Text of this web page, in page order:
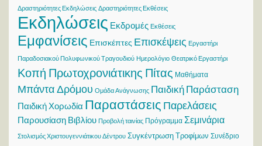
Δραστηριότητες Εκδηλώσεις Δραστηριότητες Εκθέσεις
Εκδηλώσεις Εκδρομές Εκθέσεις
Εμφανίσεις Επισκέπτες Επισκέψεις Εργαστήρι
Παραδοσιακού Πολυφωνικού Τραγουδιού Ημερολόγιο Θεατρικό Εργαστήρι
Κοπή Πρωτοχρονιάτικης Πίτας Μαθήματα
Μπάντα Δρόμου Ομάδα Ανάγνωσης Παιδική Παράσταση
Παιδική Χορωδία Παραστάσεις Παρελάσεις
Παρουσίαση Βιβλίου Προβολή ταινίας Πρόγραμμα Σεμινάρια
Στολισμός Χριστουγεννιάτικου Δέντρου Συγκέντρωση Τροφίμων Συνέδριο